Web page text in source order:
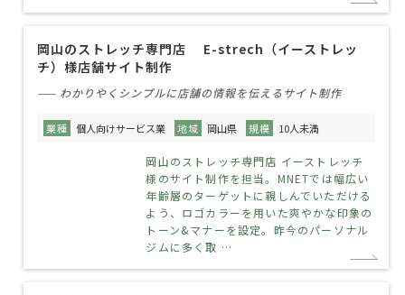
岡山のストレッチ専門店 E-strech（イーストレッ
チ）様店舗サイト制作
—— わかりやくシンプルに店舗の情報を伝えるサイト制作
業種 個人向けサービス業 地域 岡山県 規模 10人未満
岡山のストレッチ専門店 イーストレッチ
様のサイト制作を担当。MNETでは幅広い
年齢層のターゲットに親しんでいただける
よう、ロゴカラーを用いた爽やかな印象の
トーン&マナーを設定。昨今のパーソナル
ジムに多く取 …